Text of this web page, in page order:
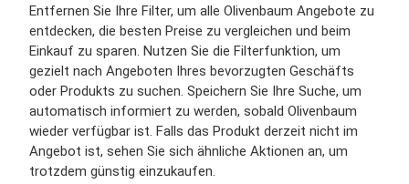
Entfernen Sie Ihre Filter, um alle Olivenbaum Angebote zu
entdecken, die besten Preise zu vergleichen und beim
Einkauf zu sparen. Nutzen Sie die Filterfunktion, um
gezielt nach Angeboten Ihres bevorzugten Geschäfts
oder Produkts zu suchen. Speichern Sie Ihre Suche, um
automatisch informiert zu werden, sobald Olivenbaum
wieder verfügbar ist. Falls das Produkt derzeit nicht im
Angebot ist, sehen Sie sich ähnliche Aktionen an, um
trotzdem günstig einzukaufen.